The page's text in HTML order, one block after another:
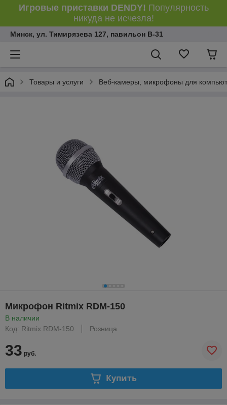
Игровые приставки DENDY! Популярность
никуда не исчезла!
Минск, ул. Тимирязева 127, павильон В-31
Товары и услуги Веб-камеры, микрофоны для
Микрофон Ritmix RDM-150
В наличии
Код: Ritmix RDM-150
Розница
33 руб.
Купить